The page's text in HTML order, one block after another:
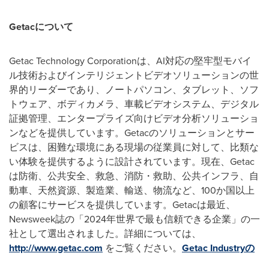
Getacについて
Getac Technology Corporationは、 AI対応の堅牢型モバイ
ル技術およびインテリジェントビデオソリューションの世
界的リーダーであり、ノートパソコン、タブレット、ソフ
トウェア、ボディカメラ、車載ビデオシステム、デジタル
証拠管理、エンタープライズ向けビデオ分析ソリューショ
ンなどを提供しています。 Getacのソリューションとサー
ビスは、困難な環境にある現場の従業員に対して、比類な
い体験を提供するように設計されています。現在、 Getac
は防衛、公共安全、救急、消防・救助、公共インフラ、自
動車、天然資源、製造業、輸送、物流など、 100か国以上
の顧客にサービスを提供しています。 Getacは最近、
Newsweek誌の「2024年世界で最も信頼できる企業」の一
社として選出されました。詳細については、
http://www.getac.com をご覧ください。 Getac Industryの